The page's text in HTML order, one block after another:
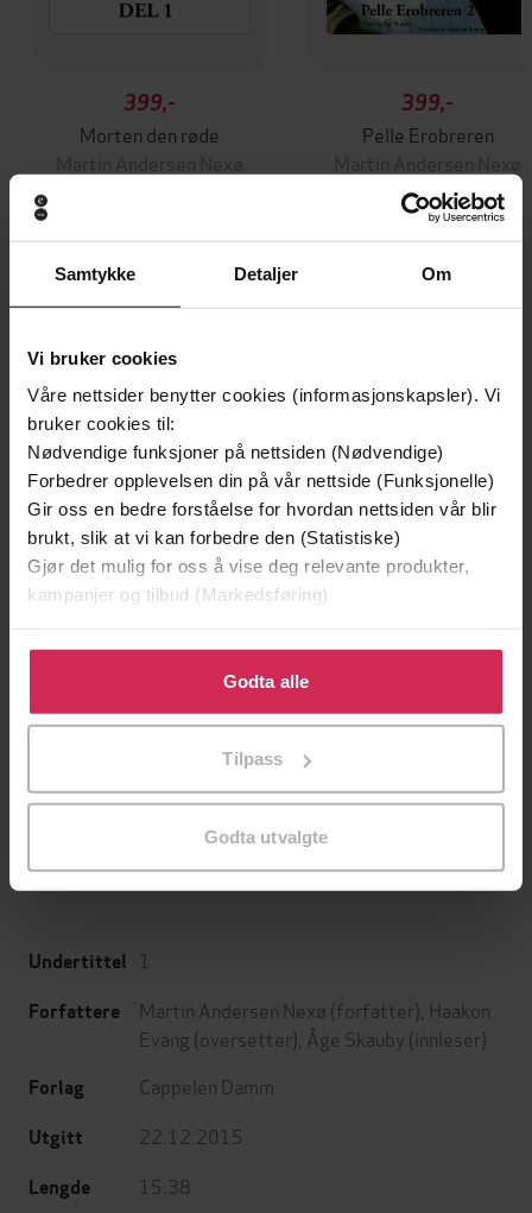
Samtykke Detaljer Om
Vi bruker cookies
Våre nettsider benytter cookies (informasjonskapsler). Vi
bruker cookies til:
Nødvendige funksjoner på nettsiden (Nødvendige)
Forbedrer opplevelsen din på vår nettside (Funksjonelle)
Gir oss en bedre forståelse for hvordan nettsiden vår blir
brukt, slik at vi kan forbedre den (Statistiske)
Gjør det mulig for oss å vise deg relevante produkter,
kampanjer og tilbud (Markedsføring)
Klikk på «Godta alle» for å gi oss ditt samtykke til å
bruke cookies for alle disse formålene. Du kan også
tilpasse ditt samtykke til spesifikke formål ved å klikke
Godta alle
Tilpass
Godta utvalgte
399,-
Morten den røde
Martin Andersen Nexø
399,-
Pelle Erobreren
Martin Andersen Nexø
LYDBOK
Andre har også kjøpt
Jenta som ble igjen
Jojo Moyes
Zeshan Shakar
Undertittel 1
Forfattere Martin Andersen Nexø (forfatter), Haakon
Evang (oversetter), Åge Skauby (innleser)
Forlag Cappelen Damm
Utgitt 22.12.2015
Lengde 15:38